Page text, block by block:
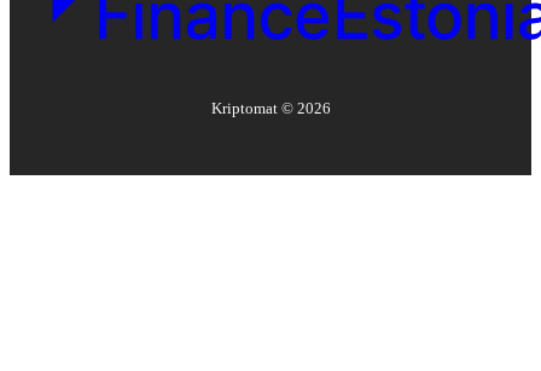
Kriptomat © 2026